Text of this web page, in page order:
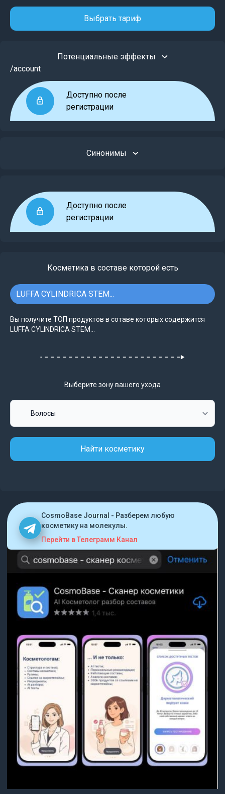
Выбрать тариф
Потенциальные эффекты
/account
Доступно после
регистрации
Синонимы
Доступно после
регистрации
Косметика в составе которой есть
LUFFA CYLINDRICA STEM...
Вы получите ТОП продуктов в сотаве которых содержится
LUFFA CYLINDRICA STEM...
Выберите зону вашего ухода
Найти косметику
CosmoBase Journal - Разберем любую
косметику на молекулы.
Перейти в Телеграмм Канал